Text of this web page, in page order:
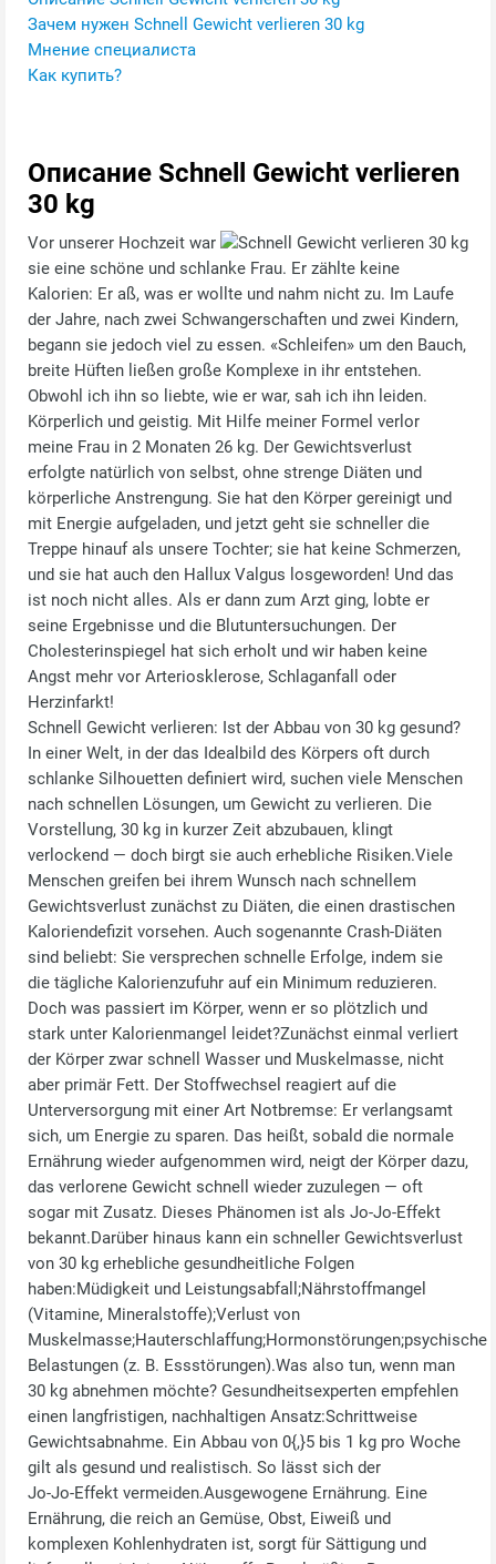
Зачем нужен Schnell Gewicht verlieren 30 kg
Мнение специалиста
Как купить?
Описание Schnell Gewicht verlieren
30 kg
Vor unserer Hochzeit war
sie eine schöne und schlanke Frau. Er zählte keine
Kalorien: Er aß, was er wollte und nahm nicht zu. Im Laufe
der Jahre, nach zwei Schwangerschaften und zwei Kindern,
begann sie jedoch viel zu essen. «Schleifen» um den Bauch,
breite Hüften ließen große Komplexe in ihr entstehen.
Obwohl ich ihn so liebte, wie er war, sah ich ihn leiden.
Körperlich und geistig. Mit Hilfe meiner Formel verlor
meine Frau in 2 Monaten 26 kg. Der Gewichtsverlust
erfolgte natürlich von selbst, ohne strenge Diäten und
körperliche Anstrengung. Sie hat den Körper gereinigt und
mit Energie aufgeladen, und jetzt geht sie schneller die
Treppe hinauf als unsere Tochter; sie hat keine Schmerzen,
und sie hat auch den Hallux Valgus losgeworden! Und das
ist noch nicht alles. Als er dann zum Arzt ging, lobte er
seine Ergebnisse und die Blutuntersuchungen. Der
Cholesterinspiegel hat sich erholt und wir haben keine
Angst mehr vor Arteriosklerose, Schlaganfall oder
Herzinfarkt!
Schnell Gewicht verlieren: Ist der Abbau von 30 kg gesund?
In einer Welt, in der das Idealbild des Körpers oft durch
schlanke Silhouetten definiert wird, suchen viele Menschen
nach schnellen Lösungen, um Gewicht zu verlieren. Die
Vorstellung, 30 kg in kurzer Zeit abzubauen, klingt
verlockend — doch birgt sie auch erhebliche Risiken.Viele
Menschen greifen bei ihrem Wunsch nach schnellem
Gewichtsverlust zunächst zu Diäten, die einen drastischen
Kaloriendefizit vorsehen. Auch sogenannte Crash‑Diäten
sind beliebt: Sie versprechen schnelle Erfolge, indem sie
die tägliche Kalorienzufuhr auf ein Minimum reduzieren.
Doch was passiert im Körper, wenn er so plötzlich und
stark unter Kalorienmangel leidet?Zunächst einmal verliert
der Körper zwar schnell Wasser und Muskelmasse, nicht
aber primär Fett. Der Stoffwechsel reagiert auf die
Unterversorgung mit einer Art Notbremse: Er verlangsamt
sich, um Energie zu sparen. Das heißt, sobald die normale
Ernährung wieder aufgenommen wird, neigt der Körper dazu,
das verlorene Gewicht schnell wieder zuzulegen — oft
sogar mit Zusatz. Dieses Phänomen ist als Jo‑Jo‑Effekt
bekannt.Darüber hinaus kann ein schneller Gewichtsverlust
von 30 kg erhebliche gesundheitliche Folgen
haben:Müdigkeit und Leistungsabfall;Nährstoffmangel
(Vitamine, Mineralstoffe);Verlust von
Muskelmasse;Hauterschlaffung;Hormonstörungen;psychische
Belastungen (z. B. Essstörungen).Was also tun, wenn man
30 kg abnehmen möchte? Gesundheitsexperten empfehlen
einen langfristigen, nachhaltigen Ansatz:Schrittweise
Gewichtsabnahme. Ein Abbau von 0{,}5 bis 1 kg pro Woche
gilt als gesund und realistisch. So lässt sich der
Jo‑Jo‑Effekt vermeiden.Ausgewogene Ernährung. Eine
Ernährung, die reich an Gemüse, Obst, Eiweiß und
komplexen Kohlenhydraten ist, sorgt für Sättigung und